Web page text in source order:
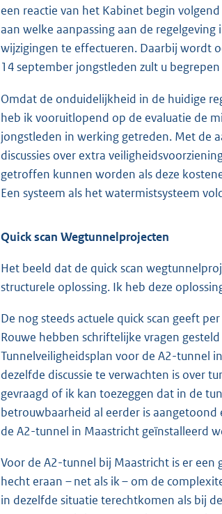
een reactie van het Kabinet begin
aan welke aanpassing aan de
wijzigingen te effectueren. Daarbij wordt
14 september jongstleden zult u
Omdat de onduidelijkheid in de huidige
heb ik vooruitlopend op de evaluatie de
jongstleden in werking getreden. Met de
discussies over extra
getroffen kunnen worden als deze
Een systeem als het watermistsysteem
Quick scan Wegtunnelprojecten
Het beeld dat de quick scan
structurele oplossing. Ik heb deze
De nog steeds actuele quick scan geeft
Rouwe hebben schriftelijke vragen
Tunnelveiligheidsplan voor de A2-tunnel
dezelfde discussie te verwachten is over
gevraagd of ik kan toezeggen dat in de
betrouwbaarheid al eerder is
de A2-tunnel in Maastricht geïnstalleerd
Voor de A2-tunnel bij Maastricht is er
hecht eraan – net als ik – om de
in dezelfde situatie terechtkomen als bij